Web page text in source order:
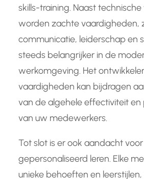
skills-training. Naast
worden zachte vaardigheden,
communicatie, leiderschap en
steeds belangrijker in de
werkomgeving. Het
vaardigheden kan bijdragen
van de algehele effectiviteit en
van uw medewerkers.
Tot slot is er ook aandacht voor
gepersonaliseerd leren. Elke
unieke behoeften en